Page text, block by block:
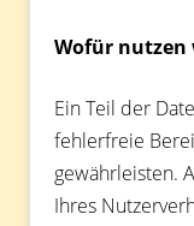
Wofür nutzen
Ein Teil der
fehlerfreie
gewährleisten.
Ihres